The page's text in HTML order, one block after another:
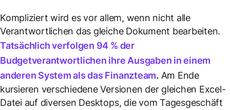
Kompliziert wird es vor allem, wenn nicht alle
Verantwortlichen das gleiche Dokument bearbeiten.
Tatsächlich verfolgen 94 % der
Budgetverantwortlichen ihre Ausgaben in einem
anderen System als das Finanzteam. Am Ende
kursieren verschiedene Versionen der gleichen Excel-
Datei auf diversen Desktops, die vom Tagesgeschäft